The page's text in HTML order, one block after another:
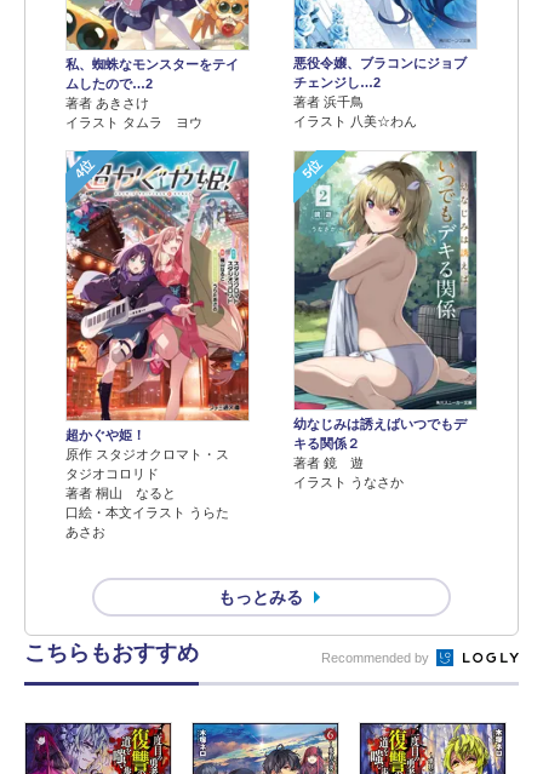
私、蜘蛛なモンスターをテイ
ムしたので…2
著者 あきさけ
イラスト タムラ ヨウ
悪役令嬢、ブラコンにジョブ
チェンジし…2
著者 浜千鳥
イラスト 八美☆わん
4位
超かぐや姫！
原作 スタジオクロマト・ス
タジオコロリド
著者 桐山 なると
口絵・本文イラスト うらた
あさお
5位
幼なじみは誘えばいつでもデ
キる関係２
著者 鏡 遊
イラスト うなさか
もっとみる
こちらもおすすめ Recommended by